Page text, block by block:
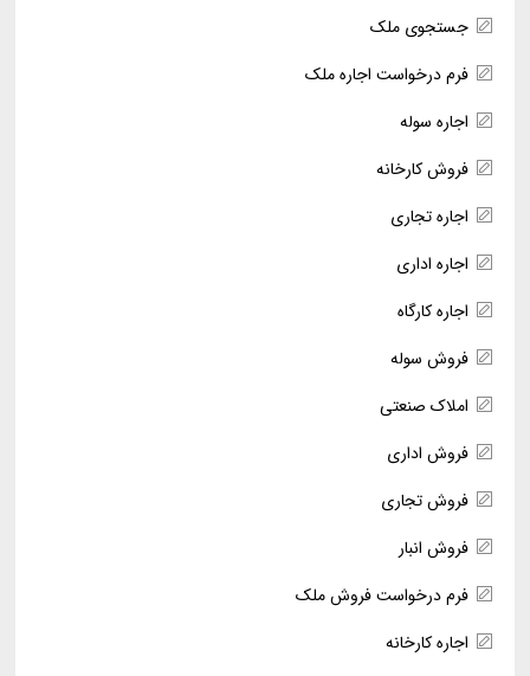
جستجوی ملک
فرم درخواست اجاره ملک
اجاره سوله
فروش کارخانه
اجاره تجاری
اجاره اداری
اجاره کارگاه
فروش سوله
املاک صنعتی
فروش اداری
فروش تجاری
فروش انبار
فرم درخواست فروش ملک
اجاره کارخانه